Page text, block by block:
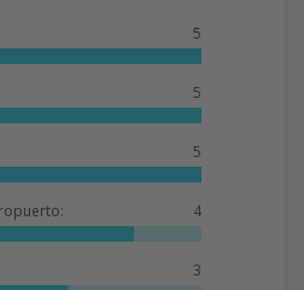
5
5
5
4
3